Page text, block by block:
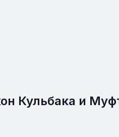
Кульбака и